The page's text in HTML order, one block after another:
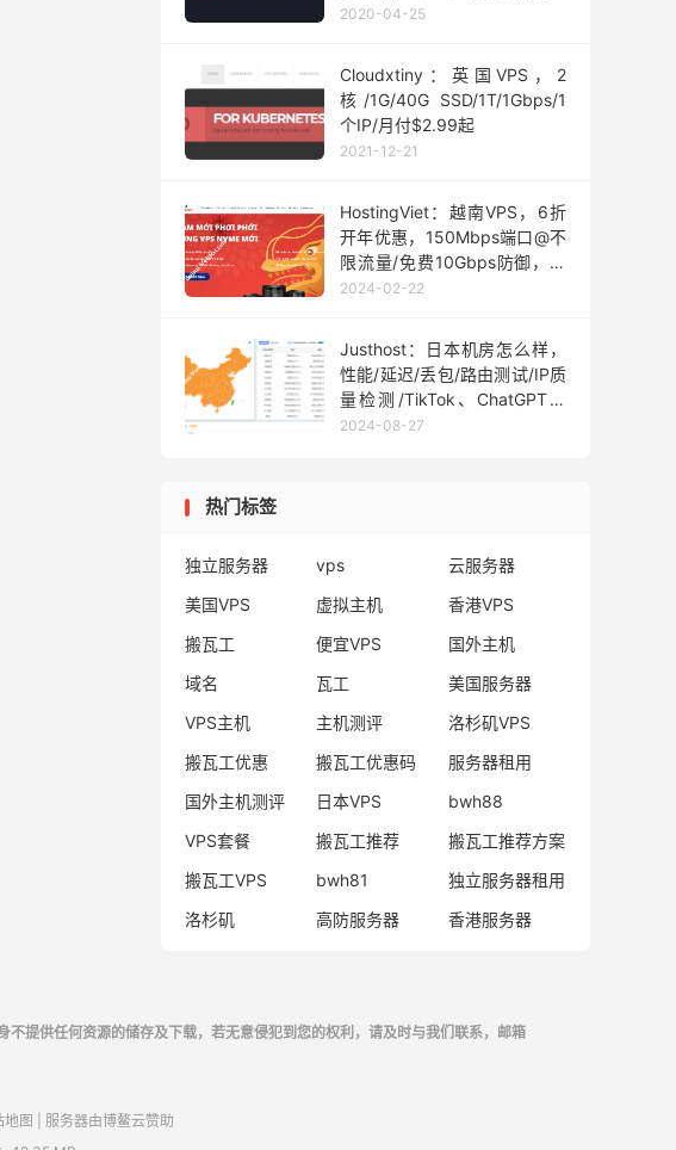
$99起/cn2+软银直连
2020-04-25
Cloudxtiny：英国VPS，2
核/1G/40G SSD/1T/1Gbps/1
个IP/月付$2.99起
2021-12-21
HostingViet：越南VPS，6折
开年优惠，150Mbps端口@不
限流量/免费10Gbps防御，月
付22元起
2024-02-22
Justhost：日本机房怎么样，
性能/延迟/丢包/路由测试/IP质
量检测/TikTok、ChatGPT等
解锁测试
2024-08-27
热门标签
独立服务器 vps
云服务器
美国VPS
虚拟主机
香港VPS
搬瓦工
便宜VPS
国外主机
域名
瓦工
美国服务器
VPS主机
主机测评
洛杉矶VPS
搬瓦工优惠
搬瓦工优惠码
服务器租用
国外主机测评
日本VPS
bwh88
VPS套餐
搬瓦工推荐
搬瓦工推荐方案
搬瓦工VPS
bwh81
独立服务器租用
洛杉矶
高防服务器 香港服务器
提供任何资源的储存及下载，若无意侵犯到您的权利，请及时与我们联系，邮箱
地图 | 服务器由博鳌云赞助